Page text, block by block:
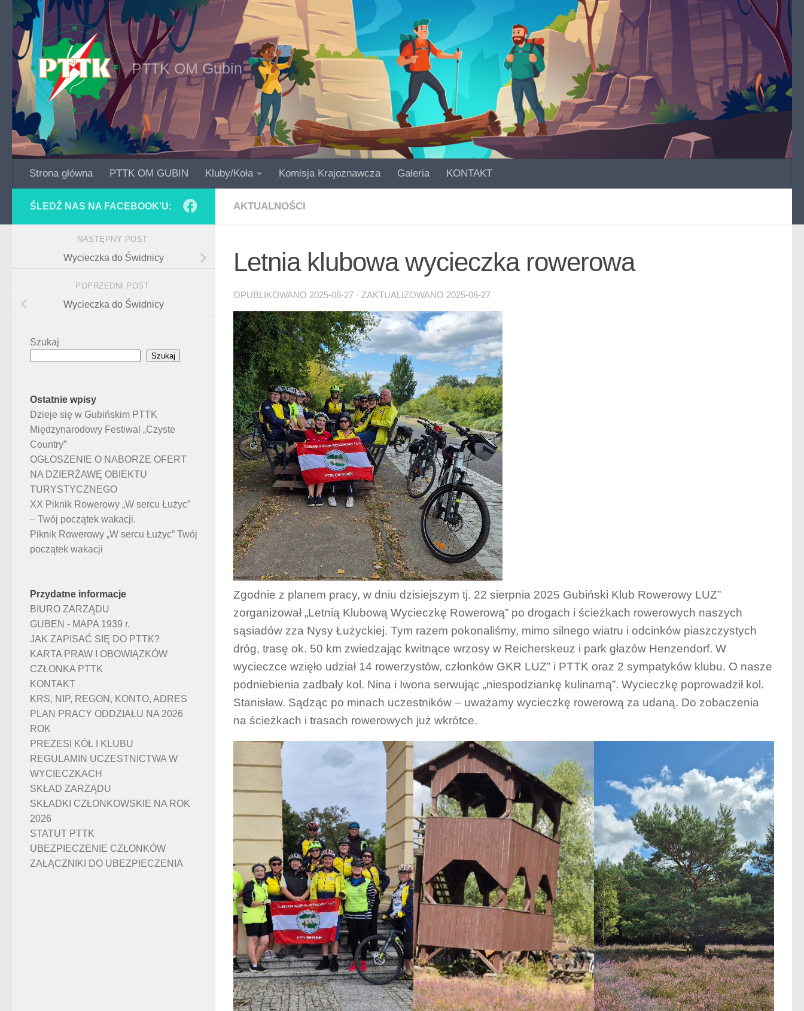
Skip to content
PTTK OM Gubin
Strona główna PTTK OM GUBIN Kluby/Koła Komisja Krajoznawcza Galeria KONTAKT
AKTUALNOŚCI
Letnia klubowa wycieczka rowerowa
OPUBLIKOWANO 2025-08-27 · ZAKTUALIZOWANO 2025-08-27
Zgodnie z planem pracy, w dniu dzisiejszym tj. 22 sierpnia 2025 Gubiński Klub Rowerowy LUZ”
zorganizował „Letnią Klubową Wycieczkę Rowerową” po drogach i ścieżkach rowerowych naszych
sąsiadów zza Nysy Łużyckiej. Tym razem pokonaliśmy, mimo silnego wiatru i odcinków piaszczystych
dróg, trasę ok. 50 km zwiedzając kwitnące wrzosy w Reicherskeuz i park głazów Henzendorf. W
wycieczce wzięło udział 14 rowerzystów, członków GKR LUZ” i PTTK oraz 2 sympatyków klubu. O nasze
podniebienia zadbały kol. Nina i Iwona serwując „niespodziankę kulinarną”. Wycieczkę poprowadził kol.
Stanisław. Sądząc po minach uczestników – uważamy wycieczkę rowerową za udaną. Do zobaczenia
na ścieżkach i trasach rowerowych już wkrótce.
ŚLEDŹ NAS NA FACEBOOK'U:
NASTĘPNY POST
Wycieczka do Świdnicy
POPRZEDNI POST
Wycieczka do Świdnicy
Szukaj
Szukaj
Ostatnie wpisy
Dzieje się w Gubińskim PTTK
Międzynarodowy Festiwal „Czyste
Country”
OGŁOSZENIE O NABORZE OFERT
NA DZIERŻAWĘ OBIEKTU
TURYSTYCZNEGO
XX Piknik Rowerowy „W sercu Łużyc”
– Twój początek wakacji.
Piknik Rowerowy „W sercu Łużyc” Twój
początek wakacji
Przydatne informacje
BIURO ZARZĄDU
GUBEN - MAPA 1939 r.
JAK ZAPISAĆ SIĘ DO PTTK?
KARTA PRAW I OBOWIĄZKÓW
CZŁONKA PTTK
KONTAKT
KRS, NIP, REGON, KONTO, ADRES
PLAN PRACY ODDZIAŁU NA 2026
ROK
PREZESI KÓŁ I KLUBU
REGULAMIN UCZESTNICTWA W
WYCIECZKACH
SKŁAD ZARZĄDU
SKŁADKI CZŁONKOWSKIE NA ROK
2026
STATUT PTTK
UBEZPIECZENIE CZŁONKÓW
ZAŁĄCZNIKI DO UBEZPIECZENIA